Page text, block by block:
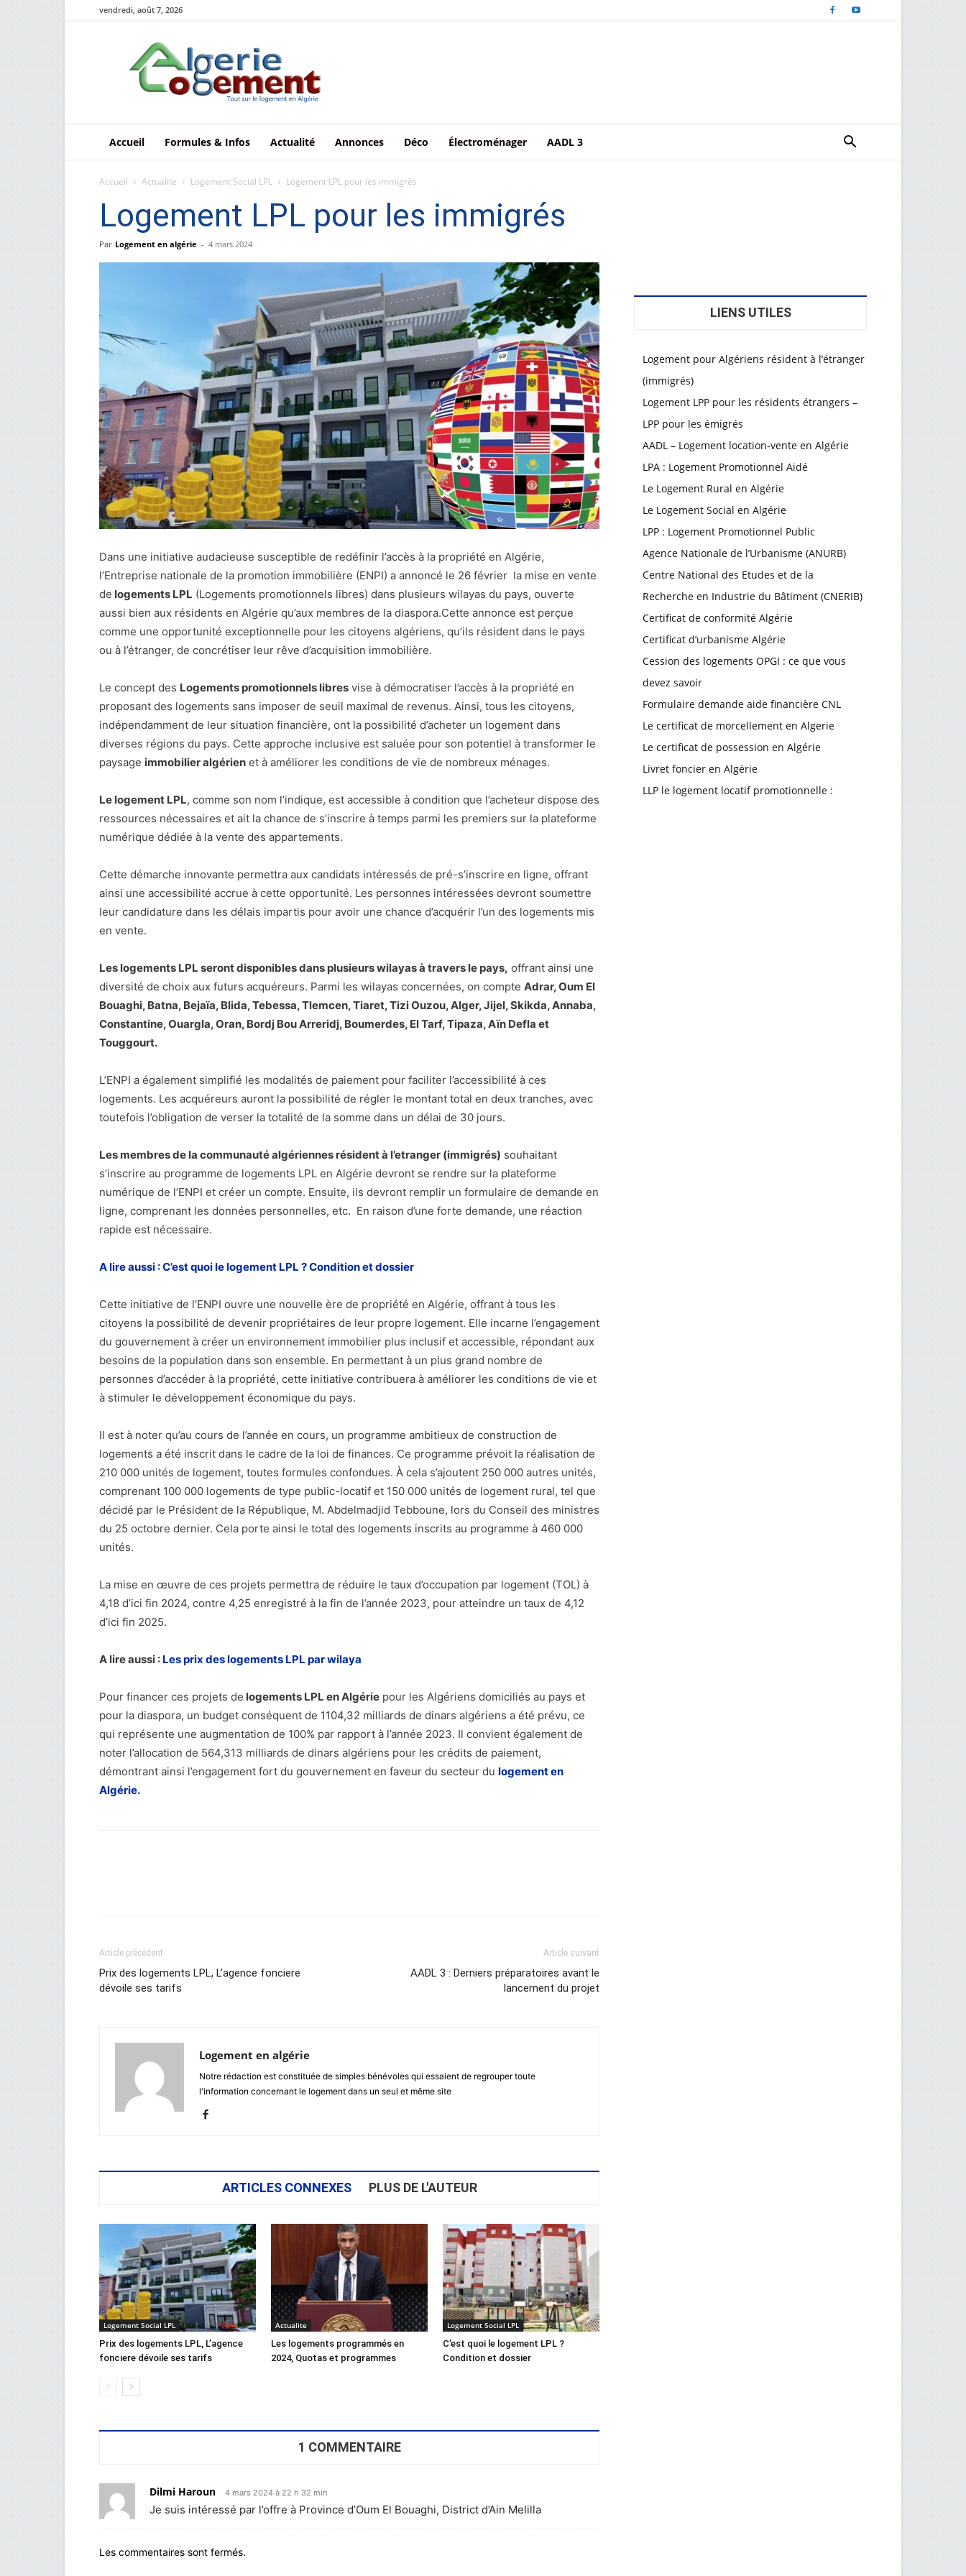
vendredi, août 7, 2026
Le
logement
en
Algérie
Accueil Formules & Infos Actualité Annonces Déco Électroménager AADL 3
Accueil Actualite Logement Social LPL Logement LPL pour les immigrés
Logement LPL pour les immigrés
Par Logement en algérie - 4 mars 2024
Dans une initiative audacieuse susceptible de redéfinir l’accès à la propriété en Algérie,
l’Entreprise nationale de la promotion immobilière (ENPI) a annoncé le 26 février la mise en vente
de logements LPL (Logements promotionnels libres) dans plusieurs wilayas du pays, ouverte
aussi bien aux résidents en Algérie qu’aux membres de la diaspora.Cette annonce est perçue
comme une opportunité exceptionnelle pour les citoyens algériens, qu’ils résident dans le pays
ou à l’étranger, de concrétiser leur rêve d’acquisition immobilière.
Le concept des Logements promotionnels libres vise à démocratiser l’accès à la propriété en
proposant des logements sans imposer de seuil maximal de revenus. Ainsi, tous les citoyens,
indépendamment de leur situation financière, ont la possibilité d’acheter un logement dans
diverses régions du pays. Cette approche inclusive est saluée pour son potentiel à transformer le
paysage immobilier algérien et à améliorer les conditions de vie de nombreux ménages.
Le logement LPL, comme son nom l’indique, est accessible à condition que l’acheteur dispose des
ressources nécessaires et ait la chance de s’inscrire à temps parmi les premiers sur la plateforme
numérique dédiée à la vente des appartements.
Cette démarche innovante permettra aux candidats intéressés de pré-s’inscrire en ligne, offrant
ainsi une accessibilité accrue à cette opportunité. Les personnes intéressées devront soumettre
leur candidature dans les délais impartis pour avoir une chance d’acquérir l’un des logements mis
en vente.
Les logements LPL seront disponibles dans plusieurs wilayas à travers le pays, offrant ainsi une
diversité de choix aux futurs acquéreurs. Parmi les wilayas concernées, on compte Adrar, Oum El
Bouaghi, Batna, Bejaïa, Blida, Tebessa, Tlemcen, Tiaret, Tizi Ouzou, Alger, Jijel, Skikda, Annaba,
Constantine, Ouargla, Oran, Bordj Bou Arreridj, Boumerdes, El Tarf, Tipaza, Aïn Defla et
Touggourt.
L’ENPI a également simplifié les modalités de paiement pour faciliter l’accessibilité à ces
logements. Les acquéreurs auront la possibilité de régler le montant total en deux tranches, avec
toutefois l’obligation de verser la totalité de la somme dans un délai de 30 jours.
Les membres de la communauté algériennes résident à l’etranger (immigrés) souhaitant
s’inscrire au programme de logements LPL en Algérie devront se rendre sur la plateforme
numérique de l’ENPI et créer un compte. Ensuite, ils devront remplir un formulaire de demande en
ligne, comprenant les données personnelles, etc. En raison d’une forte demande, une réaction
rapide est nécessaire.
A lire aussi : C’est quoi le logement LPL ? Condition et dossier
Cette initiative de l’ENPI ouvre une nouvelle ère de propriété en Algérie, offrant à tous les
citoyens la possibilité de devenir propriétaires de leur propre logement. Elle incarne l’engagement
du gouvernement à créer un environnement immobilier plus inclusif et accessible, répondant aux
besoins de la population dans son ensemble. En permettant à un plus grand nombre de
personnes d’accéder à la propriété, cette initiative contribuera à améliorer les conditions de vie et
à stimuler le développement économique du pays.
Il est à noter qu’au cours de l’année en cours, un programme ambitieux de construction de
logements a été inscrit dans le cadre de la loi de finances. Ce programme prévoit la réalisation de
210 000 unités de logement, toutes formules confondues. À cela s’ajoutent 250 000 autres unités,
comprenant 100 000 logements de type public-locatif et 150 000 unités de logement rural, tel que
décidé par le Président de la République, M. Abdelmadjid Tebboune, lors du Conseil des ministres
du 25 octobre dernier. Cela porte ainsi le total des logements inscrits au programme à 460 000
unités.
La mise en œuvre de ces projets permettra de réduire le taux d’occupation par logement (TOL) à
4,18 d’ici fin 2024, contre 4,25 enregistré à la fin de l’année 2023, pour atteindre un taux de 4,12
d’ici fin 2025.
A lire aussi : Les prix des logements LPL par wilaya
Pour financer ces projets de logements LPL en Algérie pour les Algériens domiciliés au pays et
pour la diaspora, un budget conséquent de 1104,32 milliards de dinars algériens a été prévu, ce
qui représente une augmentation de 100% par rapport à l’année 2023. Il convient également de
noter l’allocation de 564,313 milliards de dinars algériens pour les crédits de paiement,
démontrant ainsi l’engagement fort du gouvernement en faveur du secteur du logement en
Algérie.
Article précédent
Prix des logements LPL, L’agence fonciere
dévoile ses tarifs
Article suivant
AADL 3 : Derniers préparatoires avant le
lancement du projet
Logement en algérie
Notre rédaction est constituée de simples bénévoles qui essaient de regrouper toute
l'information concernant le logement dans un seul et même site
ARTICLES CONNEXES PLUS DE L'AUTEUR
Logement Social LPL
Prix des logements LPL, L’agence
fonciere dévoile ses tarifs
Actualite
Les logements programmés en
2024, Quotas et programmes
Logement Social LPL
C’est quoi le logement LPL ?
Condition et dossier
1 COMMENTAIRE
Dilmi Haroun 4 mars 2024 à 22 h 32 min
Je suis intéressé par l’offre à Province d’Oum El Bouaghi, District d’Ain Melilla
Les commentaires sont fermés.
LIENS UTILES
Logement pour Algériens résident à l’étranger
(immigrés)
Logement LPP pour les résidents étrangers –
LPP pour les émigrés
AADL – Logement location-vente en Algérie
LPA : Logement Promotionnel Aidé
Le Logement Rural en Algérie
Le Logement Social en Algérie
LPP : Logement Promotionnel Public
Agence Nationale de l’Urbanisme (ANURB)
Centre National des Etudes et de la
Recherche en Industrie du Bâtiment (CNERIB)
Certificat de conformité Algérie
Certificat d’urbanisme Algérie
Cession des logements OPGI : ce que vous
devez savoir
Formulaire demande aide financière CNL
Le certificat de morcellement en Algerie
Le certificat de possession en Algérie
Livret foncier en Algérie
LLP le logement locatif promotionnelle :